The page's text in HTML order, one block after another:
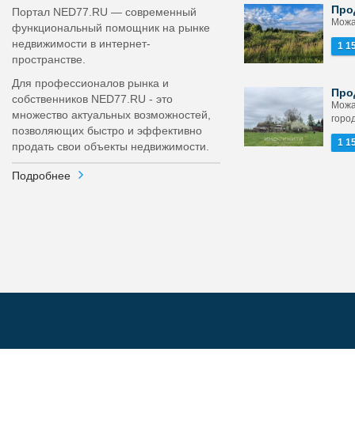
Портал NED77.RU — современный
функциональный помощник на рынке
недвижимости в интернет-
пространстве.
Для профессионалов рынка и
собственников NED77.RU - это
множество актуальных возможностей,
позволяющих быстро и эффективно
продать свои объекты недвижимости.
Подробнее
1
1